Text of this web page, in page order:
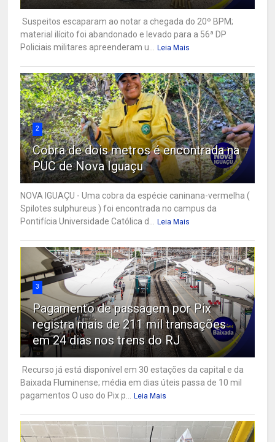
Suspeitos escaparam ao notar a chegada do 20º BPM;
material ilícito foi abandonado e levado para a 56ª DP
Policiais militares apreenderam u...
Leia Mais
2
Cobra de dois metros é encontrada na
PUC de Nova Iguaçu
NOVA IGUAÇU - Uma cobra da espécie caninana-vermelha (
Spilotes sulphureus ) foi encontrada no campus da
Pontifícia Universidade Católica d...
Leia Mais
3
Pagamento de passagem por Pix
registra mais de 211 mil transações
em 24 dias nos trens do RJ
Recurso já está disponível em 30 estações da capital e da
Baixada Fluminense; média em dias úteis passa de 10 mil
pagamentos O uso do Pix p...
Leia Mais